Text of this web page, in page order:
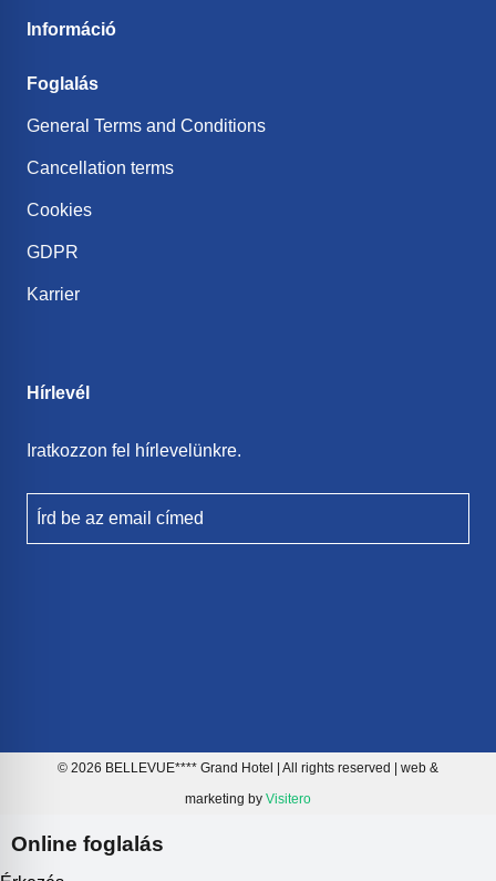
Információ
Foglalás
General Terms and Conditions
Cancellation terms
Cookies
GDPR
Karrier
Hírlevél
Iratkozzon fel hírlevelünkre.
Írd be az email címed
© 2026 BELLEVUE**** Grand Hotel | All rights reserved | web &
marketing by Visitero
Online foglalás